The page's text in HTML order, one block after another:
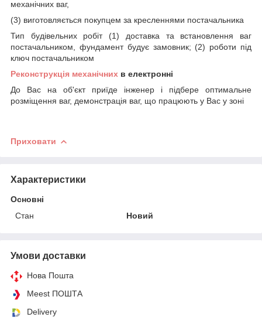
механічних ваг,
(3) виготовляється покупцем за кресленнями постачальника
Тип будівельних робіт (1) доставка та встановлення ваг
постачальником, фундамент будує замовник; (2) роботи під
ключ постачальником
Реконструкція механічних в електронні
До Вас на об'єкт приїде інженер і підбере оптимальне
розміщення ваг, демонстрація ваг, що працюють у Вас у зоні
Приховати
Характеристики
Основні
Стан
Новий
Умови доставки
Нова Пошта
Meest ПОШТА
Delivery